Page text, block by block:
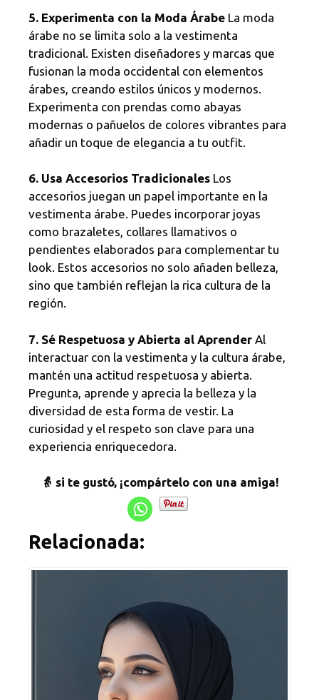
5. Experimenta con la Moda Árabe La moda
árabe no se limita solo a la vestimenta
tradicional. Existen diseñadores y marcas que
fusionan la moda occidental con elementos
árabes, creando estilos únicos y modernos.
Experimenta con prendas como abayas
modernas o pañuelos de colores vibrantes para
añadir un toque de elegancia a tu outfit.
6. Usa Accesorios Tradicionales Los
accesorios juegan un papel importante en la
vestimenta árabe. Puedes incorporar joyas
como brazaletes, collares llamativos o
pendientes elaborados para complementar tu
look. Estos accesorios no solo añaden belleza,
sino que también reflejan la rica cultura de la
región.
7. Sé Respetuosa y Abierta al Aprender Al
interactuar con la vestimenta y la cultura árabe,
mantén una actitud respetuosa y abierta.
Pregunta, aprende y aprecia la belleza y la
diversidad de esta forma de vestir. La
curiosidad y el respeto son clave para una
experiencia enriquecedora.
👵 si te gustó, ¡compártelo con una amiga!
Relacionada: